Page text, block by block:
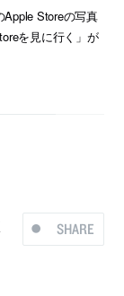
Storeの写真
を見に行く」が
SHARE